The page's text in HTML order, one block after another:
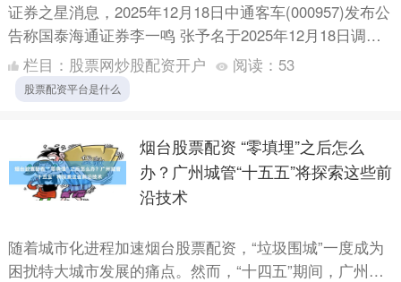
证券之星消息，2025年12月18日中通客车(000957)发布公
告称国泰海通证券李一鸣 张予名于2025年12月18日调研
我司。 具体内容如下： 问：公司今年....
栏目： 股票网炒股配资开户 阅读： 53
股票配资平台是什么
烟台股票配资 “零填埋”之后怎么
办？广州城管“十五五”将探索这些前
沿技术
随着城市化进程加速烟台股票配资，“垃圾围城”一度成为
困扰特大城市发展的痛点。然而，“十四五”期间，广州不